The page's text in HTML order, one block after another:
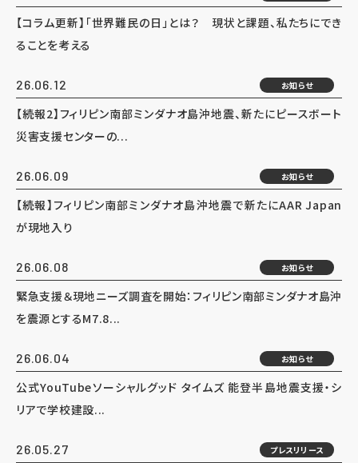
【コラム更新】「世界難民の日」とは？ 現状と課題、私たちにでき
ることを考える
26.06.12 お知らせ
【続報2】フィリピン南部ミンダナオ島沖地震、新たにピースボート
災害支援センターの...
26.06.09 お知らせ
【続報】フィリピン南部ミンダナオ島沖地震で新たにAAR Japan
が現地入り
26.06.08 お知らせ
緊急支援＆現地ニーズ調査を開始：フィリピン南部ミンダナオ島沖
を震源とするM7.8...
26.06.04 お知らせ
公式YouTubeソーシャルグッド タイムズ 能登半島地震支援・シ
リアで学校建設...
26.05.27 プレスリリース